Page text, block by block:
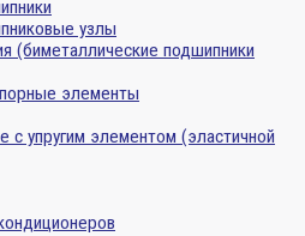
узлы
(биметаллические подшипники
элементы
с упругим элементом (эластичной